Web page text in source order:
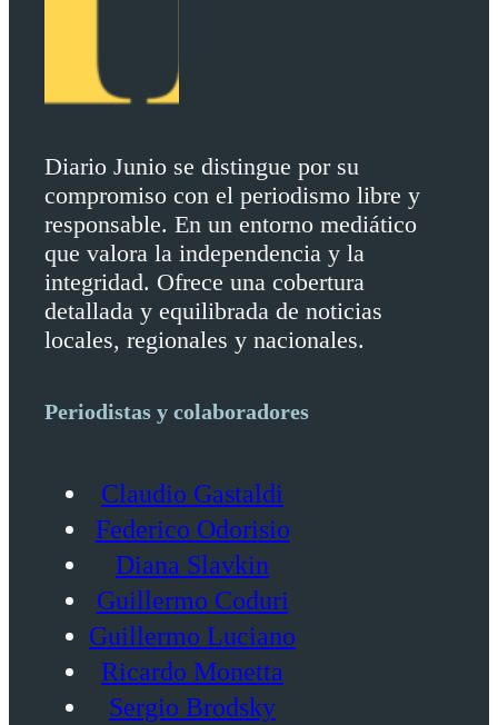
Diario Junio se distingue por su
compromiso con el periodismo libre y
responsable. En un entorno mediático
que valora la independencia y la
integridad. Ofrece una cobertura
detallada y equilibrada de noticias
locales, regionales y nacionales.
Periodistas y colaboradores
Claudio Gastaldi
Federico Odorisio
Diana Slavkin
Guillermo Coduri
Guillermo Luciano
Ricardo Monetta
Sergio Brodsky